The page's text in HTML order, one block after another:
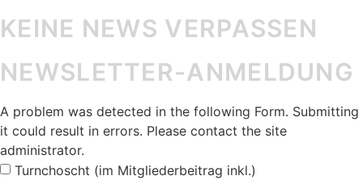
KEINE NEWS VERPASSEN
NEWSLETTER-ANMELDUNG
A problem was detected in the following Form. Submitting
it could result in errors. Please contact the site
administrator.
Turnchoscht (im Mitgliederbeitrag inkl.)